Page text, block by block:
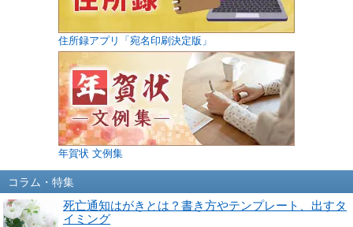
住所録アプリ「宛名印刷決定版」
年賀状 文例集
コラム・特集
死亡通知はがきとは？書き方やテンプレート、出すタ
イミング